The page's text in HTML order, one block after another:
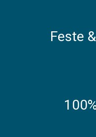
Feste